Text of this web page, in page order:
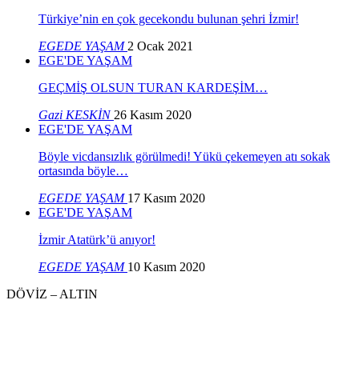
Türkiye’nin en çok gecekondu bulunan şehri İzmir!
EGEDE YAŞAM 2 Ocak 2021
EGE'DE YAŞAM
GEÇMİŞ OLSUN TURAN KARDEŞİM…
Gazi KESKİN 26 Kasım 2020
EGE'DE YAŞAM
Böyle vicdansızlık görülmedi! Yükü çekemeyen atı sokak
ortasında böyle…
EGEDE YAŞAM 17 Kasım 2020
EGE'DE YAŞAM
İzmir Atatürk’ü anıyor!
EGEDE YAŞAM 10 Kasım 2020
DÖVİZ – ALTIN